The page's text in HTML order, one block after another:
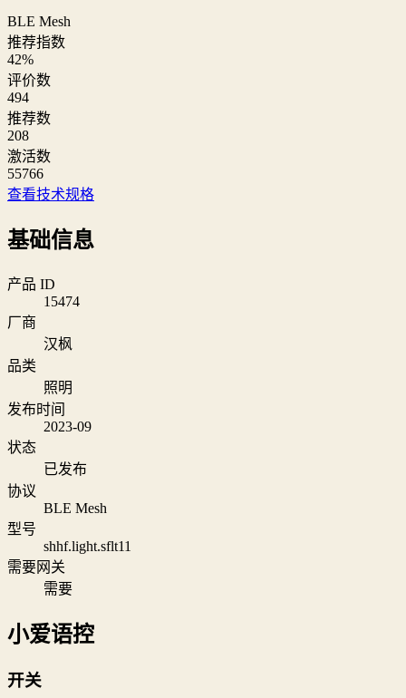
BLE Mesh
推荐指数
42%
评价数
494
推荐数
208
激活数
55766
查看技术规格
基础信息
产品 ID
15474
厂商
汉枫
品类
照明
发布时间
2023-09
状态
已发布
协议
BLE Mesh
型号
shhf.light.sflt11
需要网关
需要
小爱语控
开关